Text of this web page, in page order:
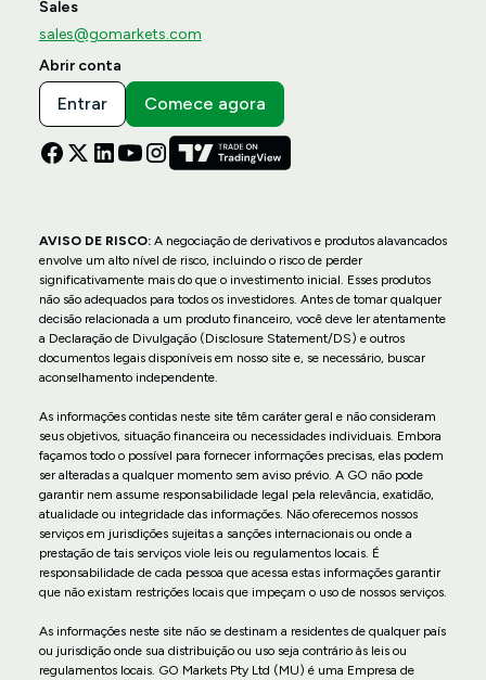
Sales
sales@gomarkets.com
Abrir conta
Entrar Comece agora
AVISO DE RISCO:A negociação de derivativos e produtos alavancados
envolve um alto nível de risco, incluindo o risco de perder
significativamente mais do que o investimento inicial. Esses produtos
não são adequados para todos os investidores. Antes de tomar qualquer
decisão relacionada a um produto financeiro, você deve ler atentamente
a Declaração de Divulgação (Disclosure Statement/DS) e outros
documentos legais disponíveis em nosso site e, se necessário, buscar
aconselhamento independente.
As informações contidas neste site têm caráter geral e não consideram
seus objetivos, situação financeira ou necessidades individuais. Embora
façamos todo o possível para fornecer informações precisas, elas podem
ser alteradas a qualquer momento sem aviso prévio. A GO não pode
garantir nem assume responsabilidade legal pela relevância, exatidão,
atualidade ou integridade das informações. Não oferecemos nossos
serviços em jurisdições sujeitas a sanções internacionais ou onde a
prestação de tais serviços viole leis ou regulamentos locais. É
responsabilidade de cada pessoa que acessa estas informações garantir
que não existam restrições locais que impeçam o uso de nossos serviços.
As informações neste site não se destinam a residentes de qualquer país
ou jurisdição onde sua distribuição ou uso seja contrário às leis ou
regulamentos locais. GO Markets Pty Ltd (MU) é uma Empresa de